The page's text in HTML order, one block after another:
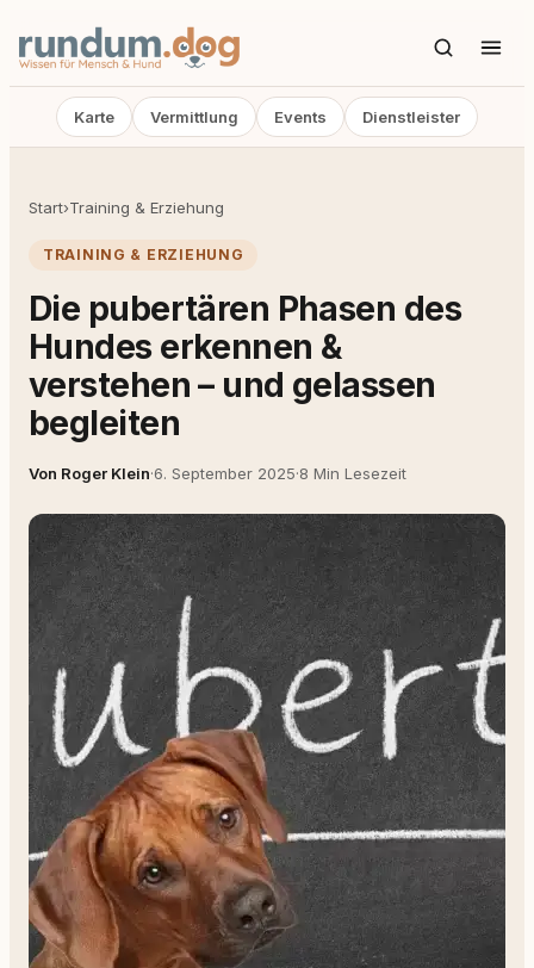
Karte Vermittlung Events Dienstleister
Start›Training & Erziehung
TRAINING & ERZIEHUNG
Die pubertären Phasen des
Hundes erkennen &
verstehen – und gelassen
begleiten
Von Roger Klein·6. September 2025·8 Min Lesezeit